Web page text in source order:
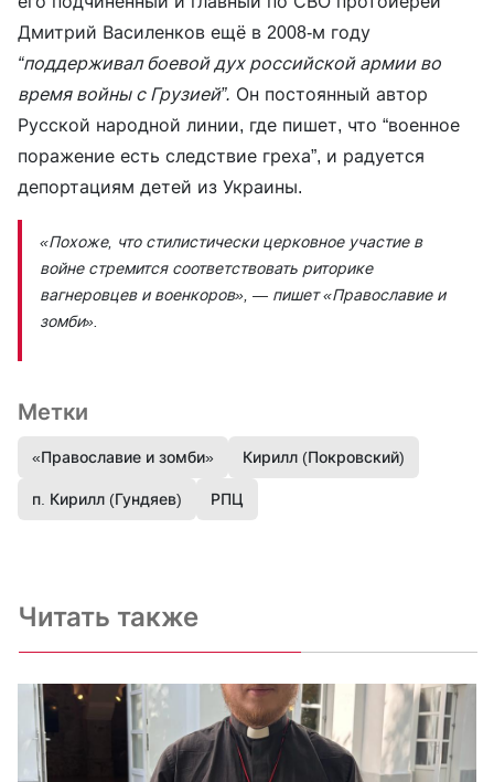
Дмитрий Василенков ещё в 2008-м году
“поддерживал боевой дух российской армии во
время войны с Грузией”. Он постоянный автор
Русской народной линии, где пишет, что “военное
поражение есть следствие греха”, и радуется
депортациям детей из Украины.
«Похоже, что стилистически церковное участие в
войне стремится соответствовать риторике
вагнеровцев и военкоров», — пишет «Православие и
зомби».
Метки
«Православие и зомби» Кирилл (Покровский)
п. Кирилл (Гундяев) РПЦ
Читать также